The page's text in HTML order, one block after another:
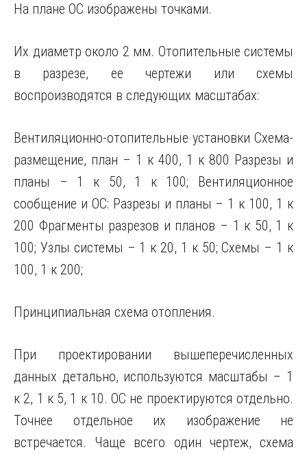
На плане ОС изображены точками.
Их диаметр около 2 мм. Отопительные системы
в разрезе, ее чертежи или схемы
воспроизводятся в следующих масштабах:
Вентиляционно-отопительные установки Схема-
размещение, план – 1 к 400, 1 к 800 Разрезы и
планы – 1 к 50, 1 к 100; Вентиляционное
сообщение и ОС: Разрезы и планы – 1 к 100, 1 к
200 Фрагменты разрезов и планов – 1 к 50, 1 к
100; Узлы системы – 1 к 20, 1 к 50; Схемы – 1 к
100, 1 к 200;
Принципиальная схема отопления.
При проектировании вышеперечисленных
данных детально, используются масштабы – 1
к 2, 1 к 5, 1 к 10. ОС не проектируются отдельно.
Точнее отдельное их изображение не
встречается. Чаще всего один чертеж, схема